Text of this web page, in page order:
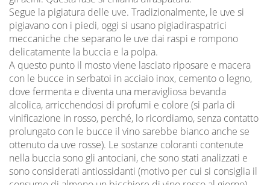
Segue la pigiatura delle uve. Tradizionalmente, le uve si
pigiavano con i piedi, oggi si usano pigiadiraspatrici
meccaniche che separano le uve dai raspi e rompono
delicatamente la buccia e la polpa.
A questo punto il mosto viene lasciato riposare e macera
con le bucce in serbatoi in acciaio inox, cemento o legno,
dove fermenta e diventa una meravigliosa bevanda
alcolica, arricchendosi di profumi e colore (si parla di
vinificazione in rosso, perché, lo ricordiamo, senza contatto
prolungato con le bucce il vino sarebbe bianco anche se
ottenuto da uve rosse). Le sostanze coloranti contenute
nella buccia sono gli antociani, che sono stati analizzati e
sono considerati antiossidanti (motivo per cui si consiglia il